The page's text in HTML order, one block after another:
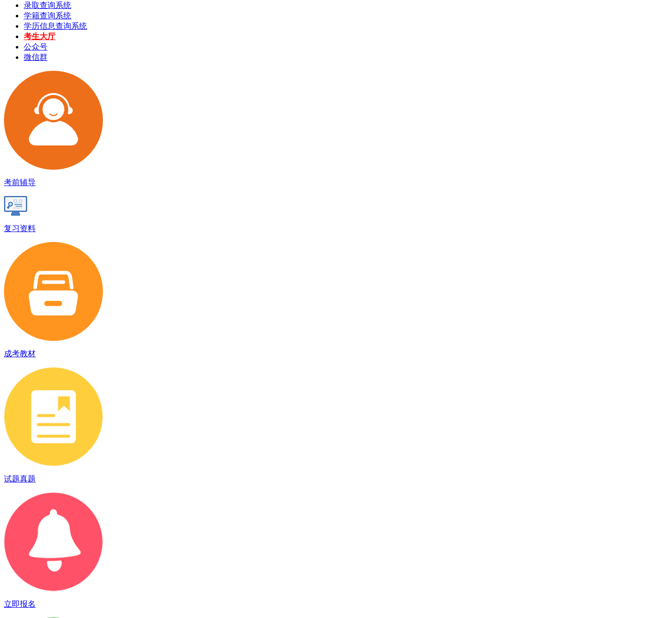
录取查询系统
学籍查询系统
学历信息查询系统
考生大厅
公众号
微信群
考前辅导
复习资料
成考教材
试题真题
立即报名